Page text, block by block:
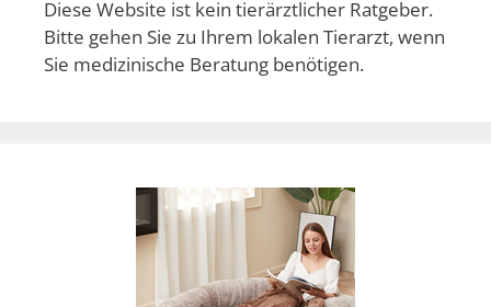
Diese Website ist kein tierärztlicher Ratgeber.
Bitte gehen Sie zu Ihrem lokalen Tierarzt, wenn
Sie medizinische Beratung benötigen.